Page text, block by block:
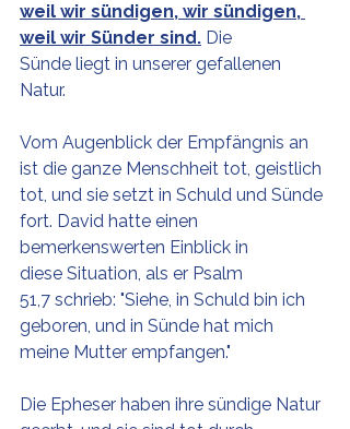
weil wir sündigen, wir sündigen,
weil wir Sünder sind. Die
Sünde liegt in unserer gefallenen
Natur.
Vom Augenblick der Empfängnis an
ist die ganze Menschheit tot, geistlich
tot, und sie setzt in Schuld und Sünde
fort. David hatte einen
bemerkenswerten Einblick in
diese Situation, als er Psalm
51,7 schrieb: "Siehe, in Schuld bin ich
geboren, und in Sünde hat mich
meine Mutter empfangen."
Die Epheser haben ihre sündige Natur